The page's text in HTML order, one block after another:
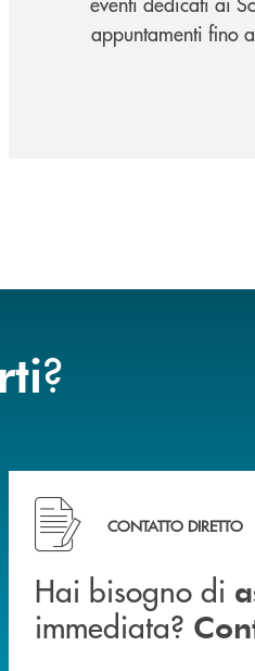
appuntamenti fino
?
Hai bisogno di assistenza
CONTATTO DIRETTO
Hai bisogno di
immediata?